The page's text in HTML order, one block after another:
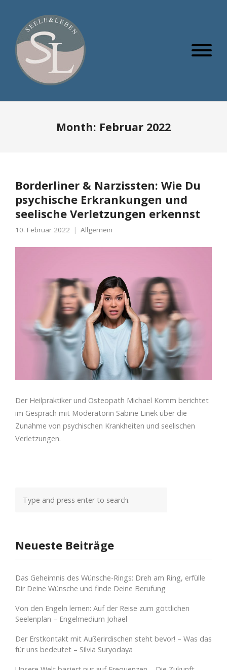
Month: Februar 2022
Borderliner & Narzissten: Wie Du
psychische Erkrankungen und
seelische Verletzungen erkennst
10. Februar 2022 Allgemein
Der Heilpraktiker und Osteopath Michael Komm berichtet
im Gespräch mit Moderatorin Sabine Linek über die
Zunahme von psychischen Krankheiten und seelischen
Verletzungen.
Neueste Beiträge
Das Geheimnis des Wünsche-Rings: Dreh am Ring, erfülle
Dir Deine Wünsche und finde Deine Berufung
Von den Engeln lernen: Auf der Reise zum göttlichen
Seelenplan – Engelmedium Johael
Der Erstkontakt mit Außerirdischen steht bevor! – Was das
für uns bedeutet – Silvia Suryodaya